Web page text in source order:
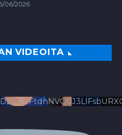
06/2026
VIDEOITA